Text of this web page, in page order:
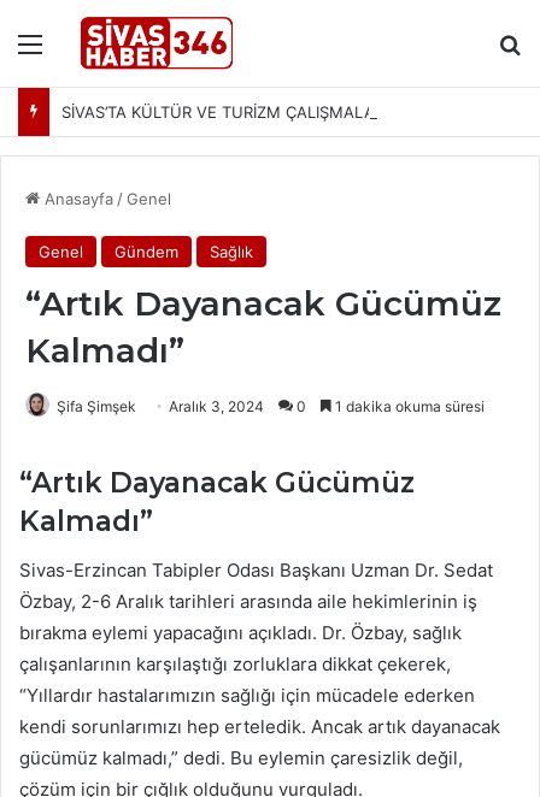
Menü
Anasayfa /Genel
Genel Gündem Sağlık
“Artık Dayanacak Gücümüz
Kalmadı”
Şifa Şimşek Aralık 3, 2024 0 1 dakika okuma süresi
“Artık Dayanacak Gücümüz
Kalmadı”
Sivas-Erzincan Tabipler Odası Başkanı Uzman Dr. Sedat
Özbay, 2-6 Aralık tarihleri arasında aile hekimlerinin iş
bırakma eylemi yapacağını açıkladı. Dr. Özbay, sağlık
çalışanlarının karşılaştığı zorluklara dikkat çekerek,
“Yıllardır hastalarımızın sağlığı için mücadele ederken
kendi sorunlarımızı hep erteledik. Ancak artık dayanacak
gücümüz kalmadı,” dedi. Bu eylemin çaresizlik değil,
çözüm için bir çığlık olduğunu vurguladı.